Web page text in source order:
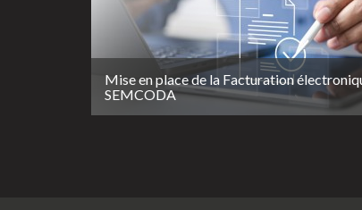
Mise en place de la Facturation
SEMCODA